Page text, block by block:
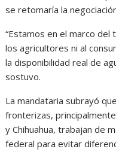
se retomaría la
“Estamos en el marco del
los agricultores ni al
la disponibilidad real de
sostuvo.
La mandataria subrayó
fronterizas,
y Chihuahua, trabajan de
federal para evitar